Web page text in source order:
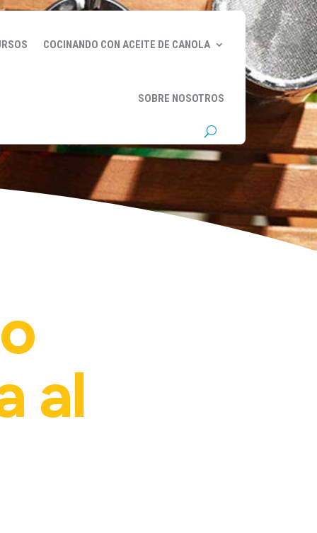
COCINANDO CON ACEITE DE CANOLA
SOBRE NOSOTROS
al